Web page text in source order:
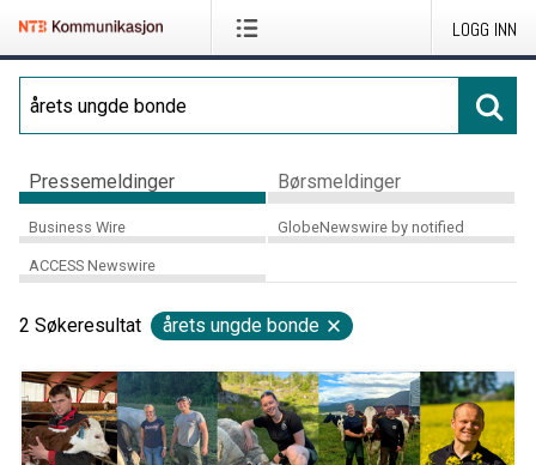
LOGG INN
Pressemeldinger Børsmeldinger
Business Wire GlobeNewswire by notified
ACCESS Newswire
2 Søkeresultat årets ungde bonde